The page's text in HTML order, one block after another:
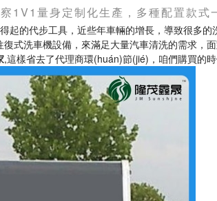
1V1量身定制化生產，多種配置款式
起的代步工具，近些年車輛的增長，導致很多的
式洗車機設備，來滿足大量汽車清洗的需求，
,這樣省去了代理商環(huán)節(jié)，咱們購買的時